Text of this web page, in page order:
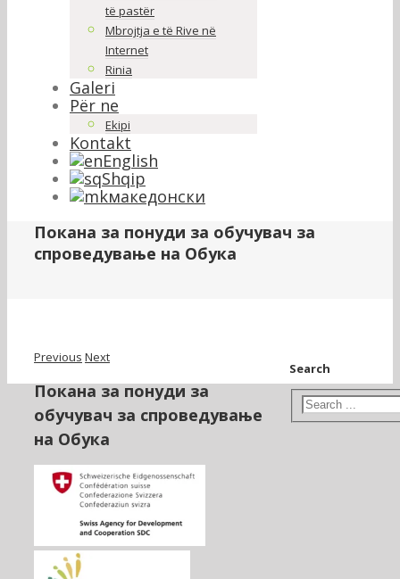
të pastër
Mbrojtja e të Rive në
Internet
Rinia
Galeri
Për ne
Ekipi
Kontakt
English
Shqip
македонски
Покана за понуди за обучувач за
спроведување на Обука
Previous Next
Покана за понуди за
обучувач за спроведување
на Обука
Search